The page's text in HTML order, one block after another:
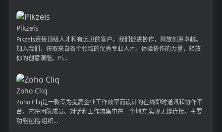
Pikzels
Pikzels连接顶级人才和有远见的客户。我们促进协作，释放创意卓越。
加入我们，获取来自各个领域的优秀专业人才。体验协作的力量，释放
你的创意潜能。Pi...
Zoho Cliq
Zoho Cliq是一款专为提高企业工作效率而设计的在线即时通讯和协作平
台。它将团队成员、对话和工作流集中在一个地方,实现无缝连接。主要
功能包括:组织...